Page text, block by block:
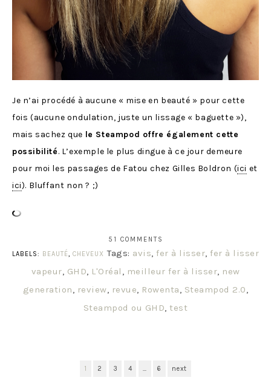
Je n’ai procédé à aucune « mise en beauté » pour cette
fois (aucune ondulation, juste un lissage « baguette »),
mais sachez que le Steampod offre également cette
possibilité. L’exemple le plus dingue à ce jour demeure
pour moi les passages de Fatou chez Gilles Boldron (ici et
ici). Bluffant non ? ;)
51 COMMENTS
LABELS:
BEAUTÉ, CHEVEUX Tags: avis, fer à lisser, fer à lisser
vapeur, GHD, L'Oréal , meilleur fer à lisser, new
generation, review, revue, Rowenta, Steampod 2.0,
Steampod ou GHD,test
1 2 3 4 … 6 next